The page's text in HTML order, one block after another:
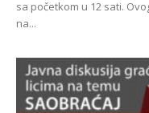
sa početkom u 12 sati.
na...